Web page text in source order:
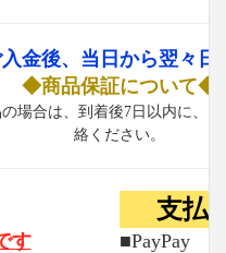
金後、当日から翌々日
◆商品保証について◆
場合は、到着後7日以内に、
絡ください。
す
支払
■PayPay